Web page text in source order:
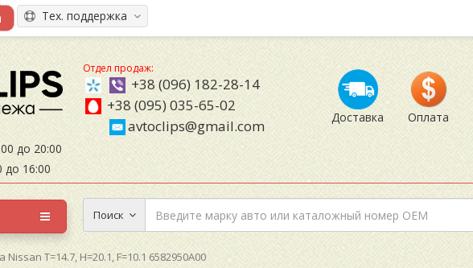
Тех. поддержка
до 20:00
до 16:00
Отдел продаж:
+38 (096) 182-28-14
+38 (095) 035-65-02
avtoclips@gmail.com
Доставка Оплата
Поиск
T=14.7, H=20.1, F=10.1 6582950A00